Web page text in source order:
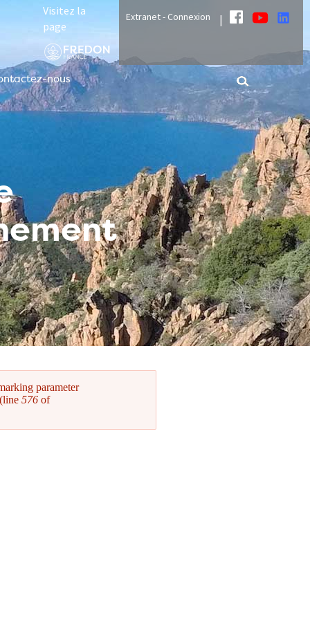
Visitez la
page
Extranet - Connexion |
nous
parameter
576 of